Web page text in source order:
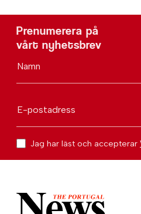
Prenumerera på
vårt nyhetsbrev
Namn
E-postadress
Jag har läst och accepterar